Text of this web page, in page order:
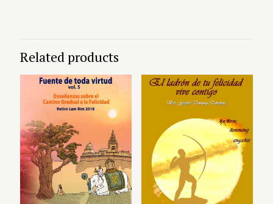
Related products